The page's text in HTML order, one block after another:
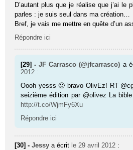
D’autant plus que je réalise que j’ai le
parles : je suis seul dans ma création…
Bref, je vais me mettre en quête d’un
Répondre ici
[29] -JF Carrasco (@jfcarrasco) a
2012 :
Oooh yesss 🙂 bravo OlivEz! RT
seizième édition par @olivez La
http://t.co/WjmFy6Xu
Répondre ici
[30] -Jessy a écrit le 29 avril 2012 :